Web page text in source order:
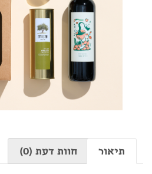
תיאור חוות דעת (0)